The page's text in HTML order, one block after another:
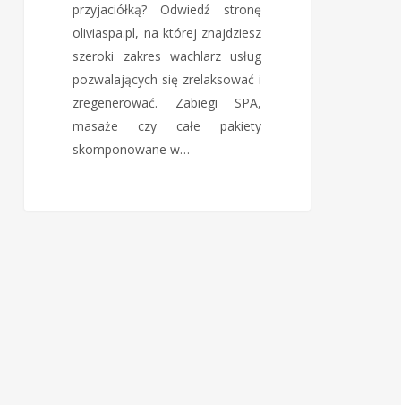
przyjaciółką? Odwiedź stronę
oliviaspa.pl, na której znajdziesz
szeroki zakres wachlarz usług
pozwalających się zrelaksować i
zregenerować. Zabiegi SPA,
masaże czy całe pakiety
skomponowane w…